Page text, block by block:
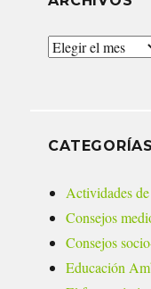
Archivos
CATEGORÍAS
Actividades
Consejos
Consejos
Educación